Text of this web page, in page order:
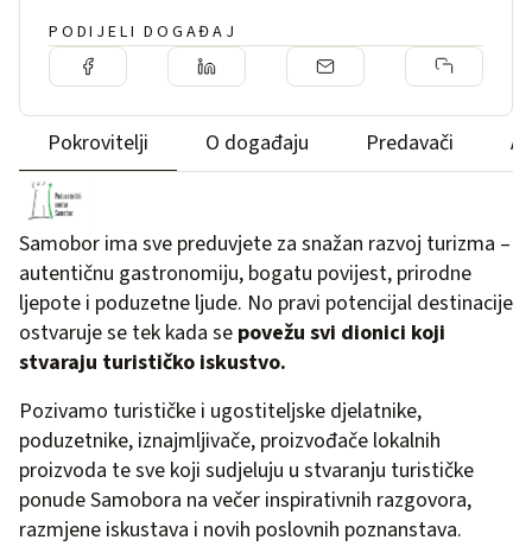
PODIJELI DOGAĐAJ
Pokrovitelji O događaju Predavači
Samobor ima sve preduvjete za snažan razvoj turizma –
autentičnu gastronomiju, bogatu povijest, prirodne
ljepote i poduzetne ljude. No pravi potencijal destinacije
ostvaruje se tek kada se povežu svi dionici koji
stvaraju turističko iskustvo.
Pozivamo turističke i ugostiteljske djelatnike,
poduzetnike, iznajmljivače, proizvođače lokalnih
proizvoda te sve koji sudjeluju u stvaranju turističke
ponude Samobora na večer inspirativnih razgovora,
razmjene iskustava i novih poslovnih poznanstava.